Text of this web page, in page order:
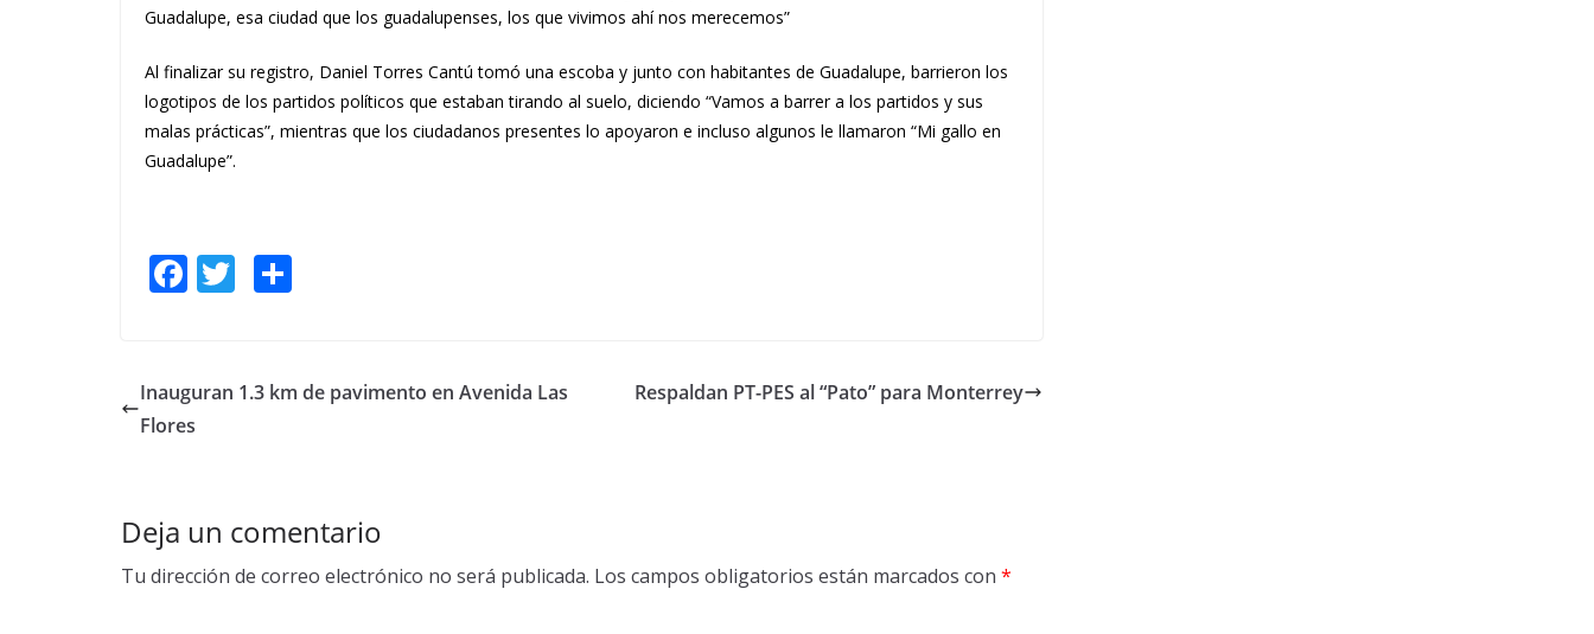
Guadalupe, esa ciudad que los guadalupenses, los que vivimos ahí nos merecemos”
Al finalizar su registro, Daniel Torres Cantú tomó una escoba y junto con habitantes de Guadalupe, barrieron los
logotipos de los partidos políticos que estaban tirando al suelo, diciendo “Vamos a barrer a los partidos y sus
malas prácticas”, mientras que los ciudadanos presentes lo apoyaron e incluso algunos le llamaron “Mi gallo en
Guadalupe”.
F
b
o
T
er e
Inauguran 1.3 km de pavimento en Avenida Las
Flores
Respaldan PT-PES al “Pato” para Monterrey
Deja un comentario
Tu dirección de correo electrónico no será publicada. Los campos obligatorios están marcados con *